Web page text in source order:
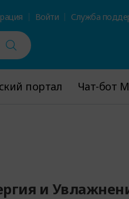
Войти Служба
портал
портал Чат-бот
Чат-бот
и